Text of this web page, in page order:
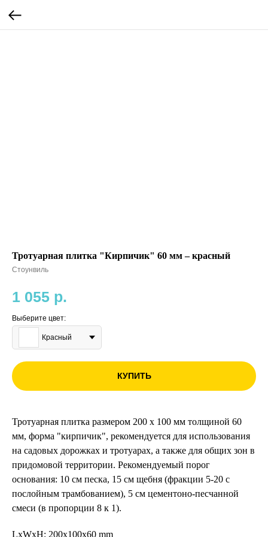
Тротуарная плитка "Кирпичик" 60 мм – красный
Стоунвиль
1 055 р.
Выберите цвет:
Красный
КУПИТЬ
Тротуарная плитка размером 200 х 100 мм толщиной 60
мм, форма "кирпичик", рекомендуется для использования
на садовых дорожках и тротуарах, а также для общих зон в
придомовой территории. Рекомендуемый порог
основания: 10 см песка, 15 см щебня (фракции 5-20 с
послойным трамбованием), 5 см цементоно-песчанной
смеси (в пропорции 8 к 1).
LxWxH: 200x100x60 mm